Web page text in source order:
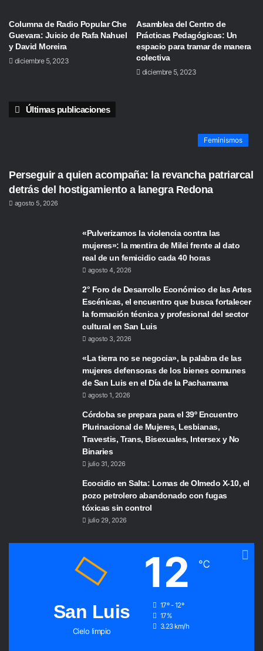
Columna de Radio Popular Che
Guevara: Juicio de Rafa Nahuel
y David Moreira
diciembre 5, 2023
Asamblea del Centro de
Prácticas Pedagógicas: Un
espacio para tramar de manera
colectiva
diciembre 5, 2023
Últimas publicaciones
Feminismos
Perseguir a quien acompaña: la revancha patriarcal
detrás del hostigamiento a lanegra Redona
agosto 5, 2026
«Pulverizamos la violencia contra las
mujeres»: la mentira de Milei frente al dato
real de un femicidio cada 40 horas
agosto 4, 2026
2° Foro de Desarrollo Económico de las Artes
Escénicas, el encuentro que busca fortalecer
la formación técnica y profesional del sector
cultural en San Luis
agosto 3, 2026
«La tierra no se negocia», la palabra de las
mujeres defensoras de los bienes comunes
de San Luis en el Día de la Pachamama
agosto 1, 2026
Córdoba se prepara para el 39º Encuentro
Plurinacional de Mujeres, Lesbianas,
Travestis, Trans, Bisexuales, Intersex y No
Binaries
julio 31, 2026
Ecocidio en Salta: Lomas de Olmedo X-10, el
pozo petrolero abandonado con fugas
tóxicas sin control
julio 29, 2026
San Luis
Cielo limpio
12 ℃
17º - 12º
17%
3.23 km/h